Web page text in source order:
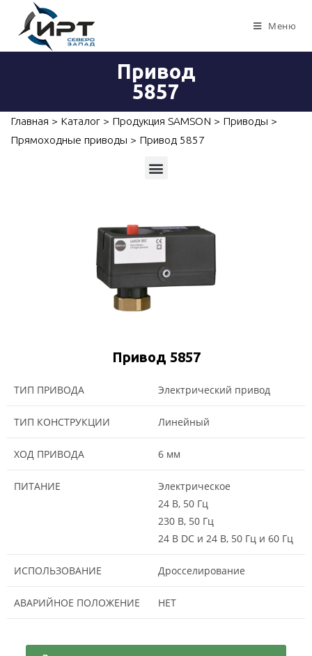
Меню
Привод
5857
Главная > Каталог > Продукция SAMSON > Приводы >
Прямоходные приводы > Привод 5857
Привод 5857
ТИП ПРИВОДА Электрический привод
АВАРИЙНОЕ ПОЛОЖЕНИЕ НЕТ
ТИП КОНСТРУКЦИИ Линейный
ХОД ПРИВОДА 6 мм
ПИТАНИЕ
Электрическое
24 В, 50 Гц
230 В, 50 Гц
24 В DC и 24 В, 50 Гц и 60 Гц
ИСПОЛЬЗОВАНИЕ Дросселирование